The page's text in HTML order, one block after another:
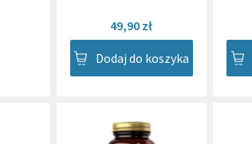
49,90 zł
Dodaj do koszyka